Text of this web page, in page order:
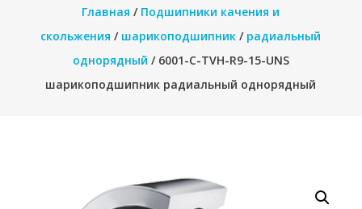
Главная / Подшипники качения и
скольжения / шарикоподшипник / радиальный
однорядный / 6001-C-TVH-R9-15-UNS
шарикоподшипник радиальный однорядный